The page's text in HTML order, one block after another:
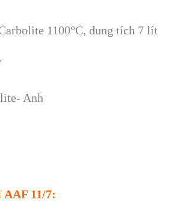
1100°C, dung tích 7 lít
Anh
AAF 11/7: